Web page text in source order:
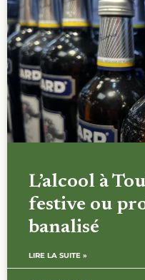
L’alcool à
festive ou
banalisé
LIRE LA SUITE »